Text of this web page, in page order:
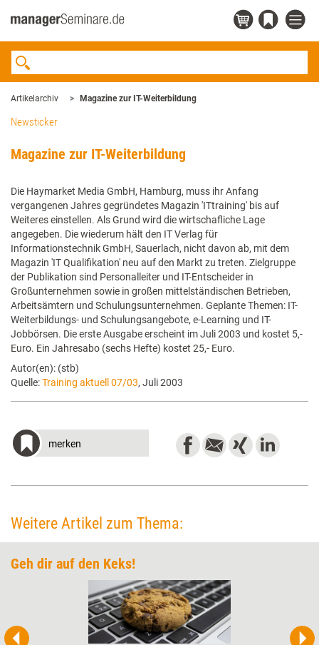
Artikelarchiv Magazine zur IT-Weiterbildung
Newsticker
Magazine zur IT-Weiterbildung
Die Haymarket Media GmbH, Hamburg, muss ihr Anfang
vergangenen Jahres gegründetes Magazin 'ITtraining' bis auf
Weiteres einstellen. Als Grund wird die wirtschafliche Lage
angegeben. Die wiederum hält den IT Verlag für
Informationstechnik GmbH, Sauerlach, nicht davon ab, mit dem
Magazin 'IT Qualifikation' neu auf den Markt zu treten. Zielgruppe
der Publikation sind Personalleiter und IT-Entscheider in
Großunternehmen sowie in großen mittelständischen Betrieben,
Arbeitsämtern und Schulungsunternehmen. Geplante Themen: IT-
Weiterbildungs- und Schulungsangebote, e-Learning und IT-
Jobbörsen. Die erste Ausgabe erscheint im Juli 2003 und kostet 5,-
Euro. Ein Jahresabo (sechs Hefte) kostet 25,- Euro.
Autor(en): (stb)
Quelle:Training aktuell 07/03, Juli 2003
merken
Weitere Artikel zum Thema:
Geh dir auf den Keks!